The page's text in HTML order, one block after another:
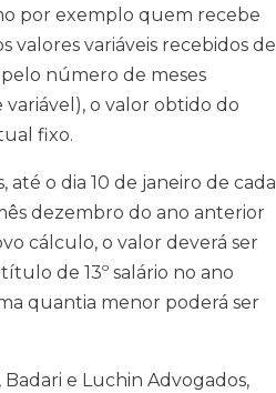
por exemplo quem recebe
valores variáveis recebidos de
número de meses
o valor obtido do
fixo.
até o dia 10 de janeiro de cada
dezembro do ano anterior
cálculo, o valor deverá ser
de 13º salário no ano
quantia menor poderá ser
e Luchin Advogados,